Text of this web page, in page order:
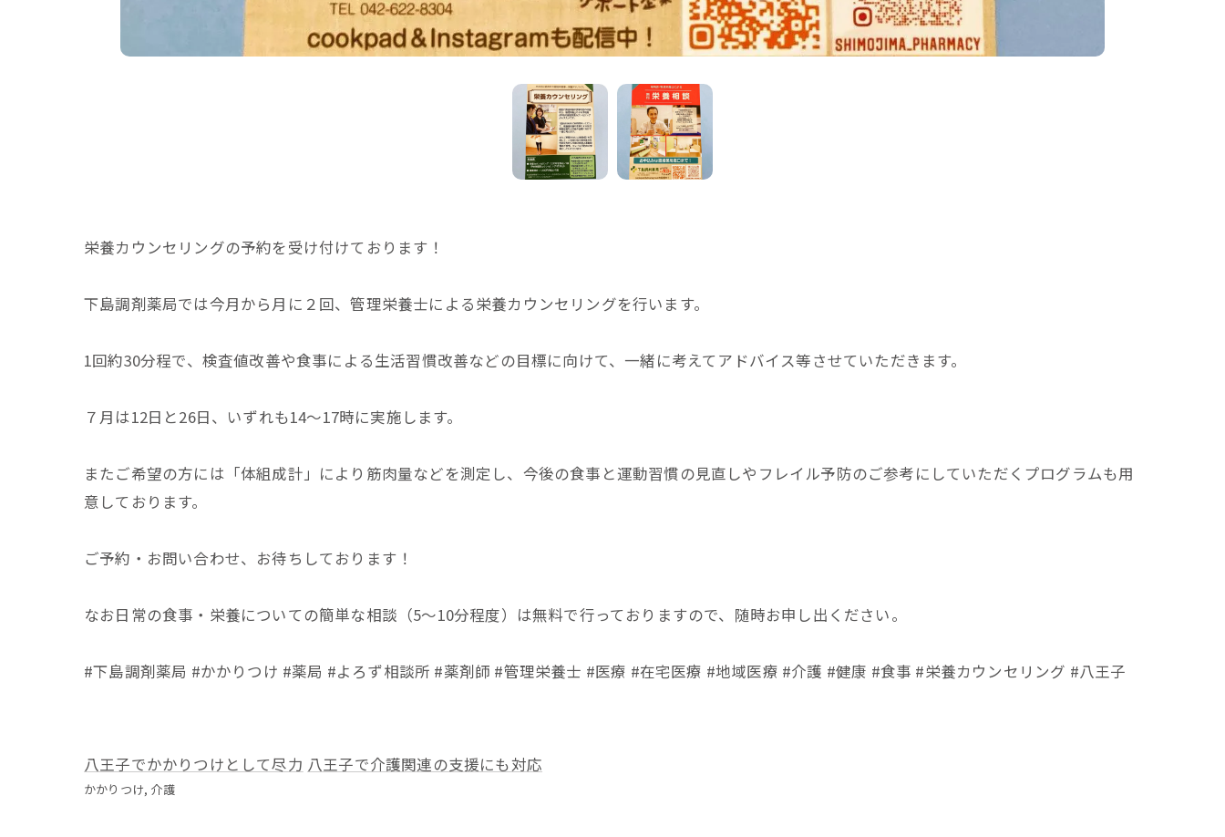
栄養カウンセリングの予約を受け付けております！
下島調剤薬局では今月から月に２回、管理栄養士による栄養カウンセリングを行います。
1回約30分程で、検査値改善や食事による生活習慣改善などの目標に向けて、一緒に考えてアドバイス等させていただきます。
７月は12日と26日、いずれも14〜17時に実施します。
またご希望の方には「体組成計」により筋肉量などを測定し、今後の食事と運動習慣の見直しやフレイル予防のご参考にしていただくプログラムも用
意しております。
ご予約・お問い合わせ、お待ちしております！
なお日常の食事・栄養についての簡単な相談（5〜10分程度）は無料で行っておりますので、随時お申し出ください。
#下島調剤薬局 #かかりつけ #薬局 #よろず相談所 #薬剤師 #管理栄養士 #医療 #在宅医療 #地域医療 #介護 #健康 #食事 #栄養カウンセリング #八王子
八王子でかかりつけとして尽力 八王子で介護関連の支援にも対応
かかりつけ 介護